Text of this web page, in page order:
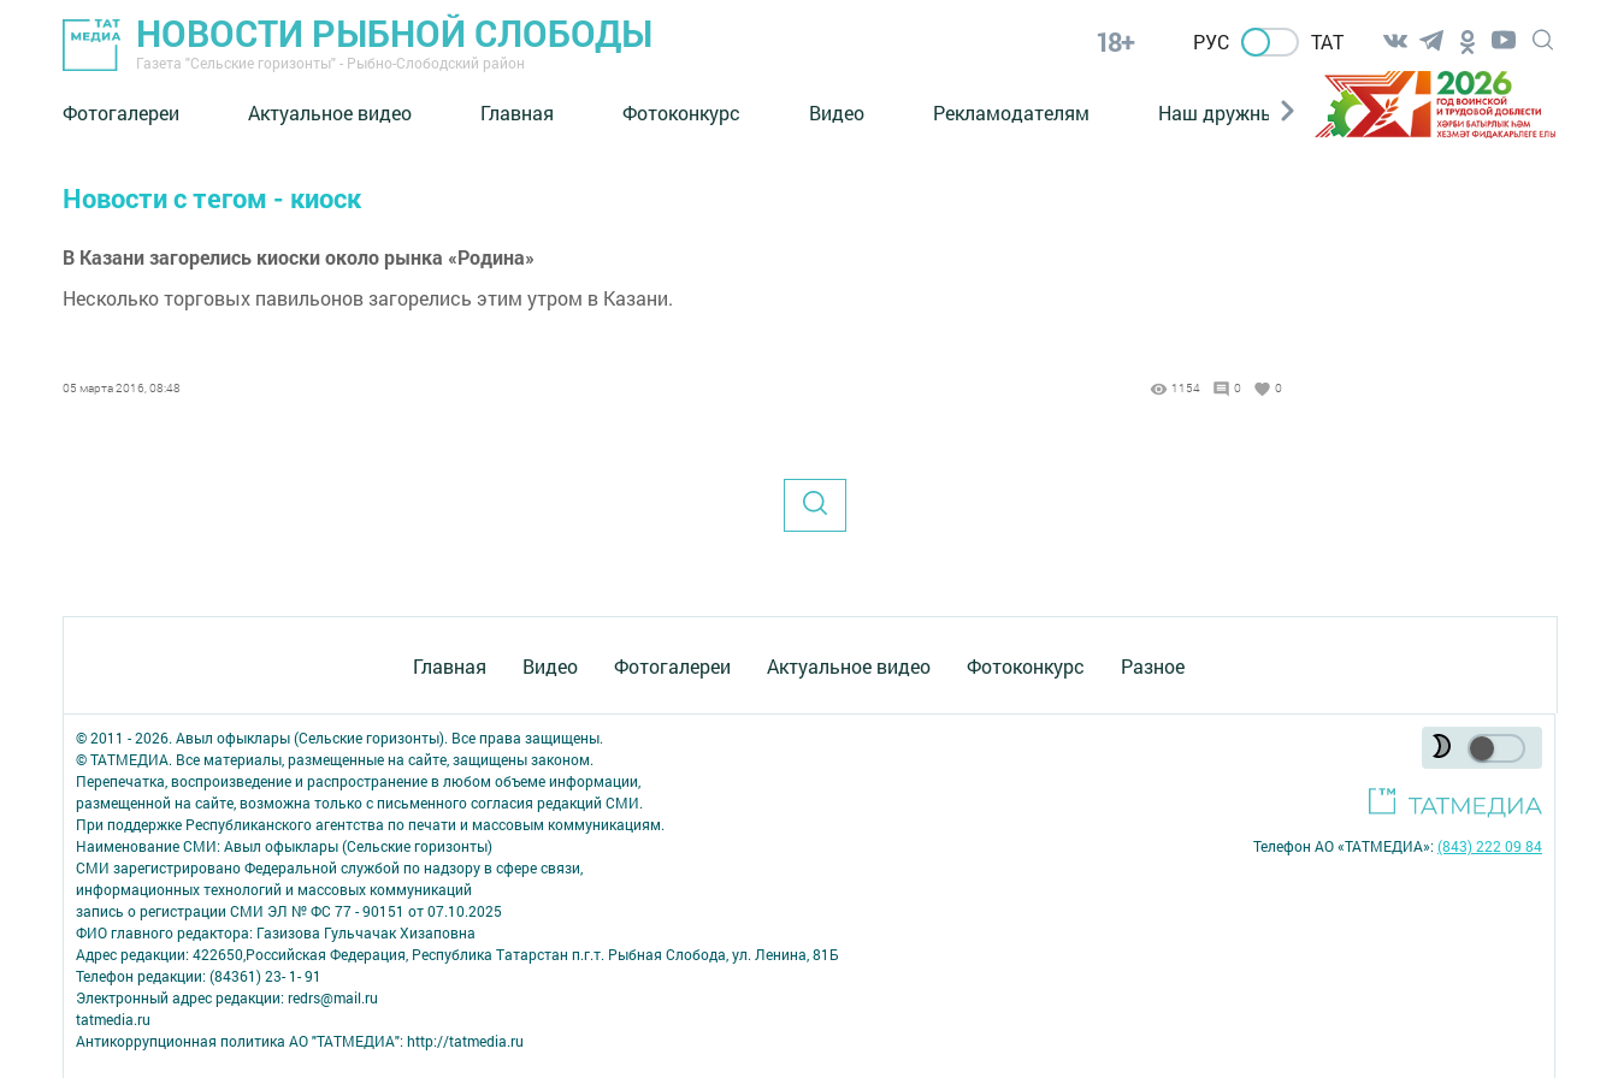
НОВОСТИ РЫБНОЙ СЛОБОДЫ
Газета "Сельские горизонты" - Рыбно-Слободский район
18+ РУС ТАТ
Фотогалереи Актуальное видео Главная Фотоконкурс Видео Рекламодателям Наш дружный коллектив Документы
Новости с тегом - киоск
В Казани загорелись киоски около рынка «Родина»
Несколько торговых павильонов загорелись этим утром в Казани.
05 марта 2016, 08:48 1154 0 0
Главная Видео Фотогалереи Актуальное видео Фотоконкурс Разное
© 2011 - 2026. Авыл офыклары (Сельские горизонты). Все права защищены.
© ТАТМЕДИА. Все материалы, размещенные на сайте, защищены законом.
Перепечатка, воспроизведение и распространение в любом объеме информации,
размещенной на сайте, возможна только с письменного согласия редакций СМИ.
При поддержке Республиканского агентства по печати и массовым коммуникациям.
Наименование СМИ: Авыл офыклары (Сельские горизонты)
СМИ зарегистрировано Федеральной службой по надзору в сфере связи,
информационных технологий и массовых коммуникаций
запись о регистрации СМИ ЭЛ № ФС 77 - 90151 от 07.10.2025
ФИО главного редактора: Газизова Гульчачак Хизаповна
Адрес редакции: 422650,Российская Федерация, Республика Татарстан п.г.т. Рыбная Слобода, ул. Ленина, 81Б
Телефон редакции: (84361) 23- 1- 91
Электронный адрес редакции: redrs@mail.ru
tatmedia.ru
Антикоррупционная политика АО "ТАТМЕДИА": http://tatmedia.ru
Телефон АО «ТАТМЕДИА»:(843) 222 09 84